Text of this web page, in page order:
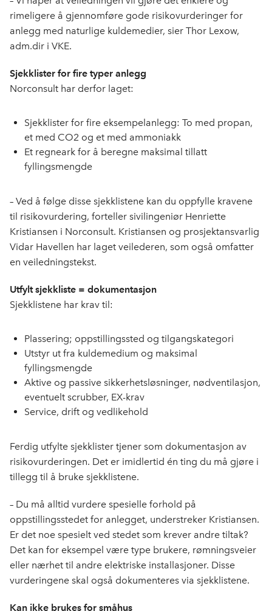
rimeligere å gjennomføre gode risikovurderinger for
anlegg med naturlige kuldemedier, sier Thor Lexow,
adm.dir i VKE.
Sjekklister for fire typer anlegg
Norconsult har derfor laget:
Sjekklister for fire eksempelanlegg: To med propan,
et med CO2 og et med ammoniakk
Et regneark for å beregne maksimal tillatt
fyllingsmengde
– Ved å følge disse sjekklistene kan du oppfylle kravene
til risikovurdering, forteller sivilingeniør Henriette
Kristiansen i Norconsult. Kristiansen og prosjektansvarlig
Vidar Havellen har laget veilederen, som også omfatter
en veiledningstekst.
Utfylt sjekkliste = dokumentasjon
Sjekklistene har krav til:
Plassering; oppstillingssted og tilgangskategori
Utstyr ut fra kuldemedium og maksimal
fyllingsmengde
Aktive og passive sikkerhetsløsninger, nødventilasjon,
eventuelt scrubber, EX-krav
Service, drift og vedlikehold
Ferdig utfylte sjekklister tjener som dokumentasjon av
risikovurderingen. Det er imidlertid én ting du må gjøre i
tillegg til å bruke sjekklistene.
– Du må alltid vurdere spesielle forhold på
oppstillingsstedet for anlegget, understreker Kristiansen.
Er det noe spesielt ved stedet som krever andre tiltak?
Det kan for eksempel være type brukere, rømningsveier
eller nærhet til andre elektriske installasjoner. Disse
vurderingene skal også dokumenteres via sjekklistene.
Kan ikke brukes for småhus